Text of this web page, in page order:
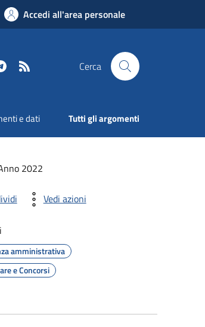
Accedi all'area personale
Telegram Cerca
e dati Tutti gli argomenti
2022
Vedi azioni
amministrativa
e Concorsi